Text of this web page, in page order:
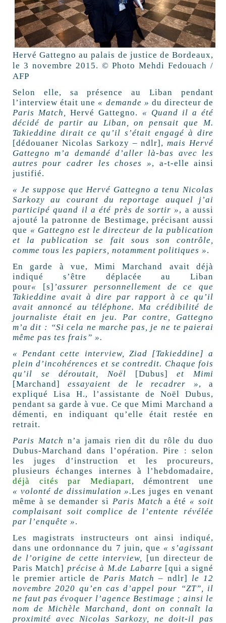
Hervé Gattegno au palais de justice de Bordeaux,
le 3 novembre 2015. © Photo Mehdi Fedouach /
AFP
Selon elle, sa présence au Liban pendant
l’interview était une « demande » du directeur de
Paris Match, Hervé Gattegno. « Quand il a été
décidé de partir au Liban, on pensait que M.
Takieddine dirait ce qu’il s’était engagé à dire
[dédouaner Nicolas Sarkozy – ndlr],mais Hervé
Gattegno m’a demandé d’aller là-bas avec les
autres pour cadrer les choses », a-t-elle ainsi
justifié.
« Je suppose que Hervé Gattegno a tenu Nicolas
Sarkozy au courant du reportage auquel j’ai
participé quand il a été près de sortir », a aussi
ajouté la patronne de Bestimage, précisant aussi
que « Gattegno est le directeur de la publication
et la publication se fait sous son contrôle,
comme tous les papiers, notamment politiques ».
En garde à vue, Mimi Marchand avait déjà
indiqué s’être déplacée au Liban
pour« [s] ’assurer personnellement de ce que
Takieddine avait à dire par rapport à ce qu’il
avait annoncé au téléphone. Ma crédibilité de
journaliste était en jeu. Par contre, Gattegno
m’a dit : “Si cela ne marche pas, je ne te paierai
même pas tes frais” ».
« Pendant cette interview, Ziad [Takieddine] a
plein d’incohérences et se contredit. Chaque fois
qu’il se déroutait, Noël
[Dubus]
et Mimi
[Marchand]
essayaient de le recadrer », a
expliqué Lisa H., l’assistante de Noël Dubus,
pendant sa garde à vue. Ce que Mimi Marchand a
démenti, en indiquant qu’elle était restée en
retrait.
Paris Match n’a jamais rien dit du rôle du duo
Dubus-Marchand dans l’opération. Pire : selon
les juges d’instruction et les procureurs,
plusieurs échanges internes à l’hebdomadaire,
déjà cités par Mediapart, démontrent une
« volonté de dissimulation ».Les juges en venant
même à se demander si Paris Match a été « soit
complaisant soit complice de l’entente révélée
par l’enquête ».
Les magistrats instructeurs ont ainsi indiqué,
dans une ordonnance du 7 juin, que « s’agissant
de l’origine de cette interview,
[un directeur de
Paris Match] précise à M.de Labarre [qui a signé
le premier article de Paris Match – ndlr] le 12
novembre 2020 qu’en cas d’appel pour “ZT”, il
ne faut pas évoquer l’agence Bestimage ; ainsi le
nom de Michèle Marchand, dont on connaît la
proximité avec Nicolas Sarkozy, ne doit-il pas